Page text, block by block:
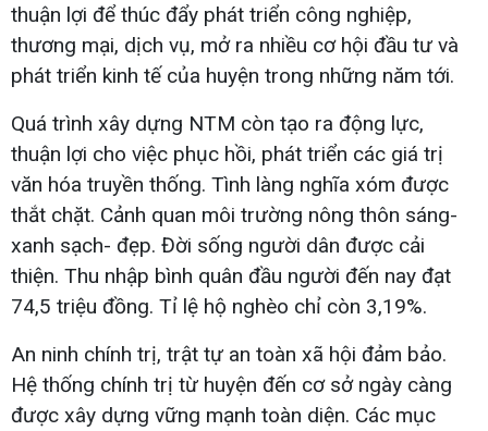
thuận lợi để thúc đẩy phát triển công nghiệp,
thương mại, dịch vụ, mở ra nhiều cơ hội đầu tư và
phát triển kinh tế của huyện trong những năm tới.
Quá trình xây dựng NTM còn tạo ra động lực,
thuận lợi cho việc phục hồi, phát triển các giá trị
văn hóa truyền thống. Tình làng nghĩa xóm được
thắt chặt. Cảnh quan môi trường nông thôn sáng-
xanh sạch- đẹp. Đời sống người dân được cải
thiện. Thu nhập bình quân đầu người đến nay đạt
74,5 triệu đồng. Tỉ lệ hộ nghèo chỉ còn 3,19%.
An ninh chính trị, trật tự an toàn xã hội đảm bảo.
Hệ thống chính trị từ huyện đến cơ sở ngày càng
được xây dựng vững mạnh toàn diện. Các mục